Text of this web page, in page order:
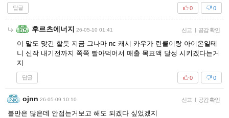
답글 0
0
후르츠에너지 26-05-10 01:41 신고 | 공감 확인
이 말도 맞긴 할듯 지금 그나마 nc 캐시 카우가 린클이랑 아이온일테
니 신작 내기전까지 쪽쪽 빨아먹어서 매출 목표액 달성 시키겠다는거
지
답글 0
0
ojnn 26-05-09 10:10 신고 | 공감 확인
불만은 많은데 안접는거보고 해도 되겠다 싶었겠지